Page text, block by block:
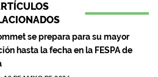
se prepara para su mayor
hasta la fecha en la FESPA de